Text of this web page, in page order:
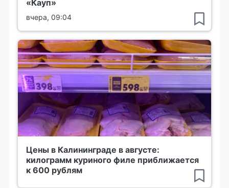
«Кауп»
вчера, 09:04
Цены в Калининграде в августе:
килограмм куриного филе приближается
к 600 рублям